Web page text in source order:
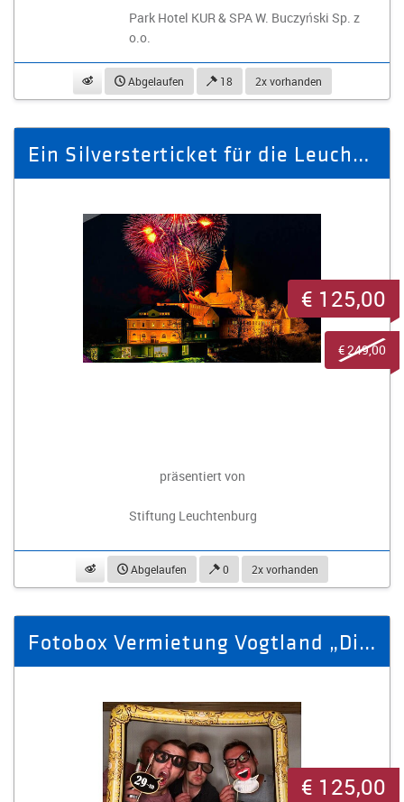
Park Hotel KUR & SPA W. Buczyński Sp. z
o.o.
beobachtenAbgelaufen 18 2x vorhanden
Ein Silversterticket für die Leuchtenburg
präsentiert von
Stiftung Leuchtenburg
beobachtenAbgelaufen 0 2x vorhanden
€ 125,00
€ 249,00
Fotobox Vermietung Vogtland „Digital“ (inkl. Aufbau)
€ 125,00